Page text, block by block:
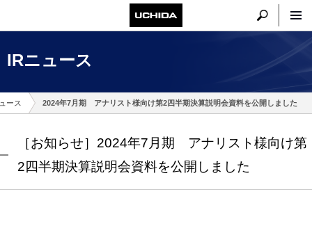
IRニュース
ース 2024年7月期 アナリスト様向け第2四半期決算説明会資料を公開しました
［お知らせ］2024年7月期 アナリスト様向け第
2四半期決算説明会資料を公開しました